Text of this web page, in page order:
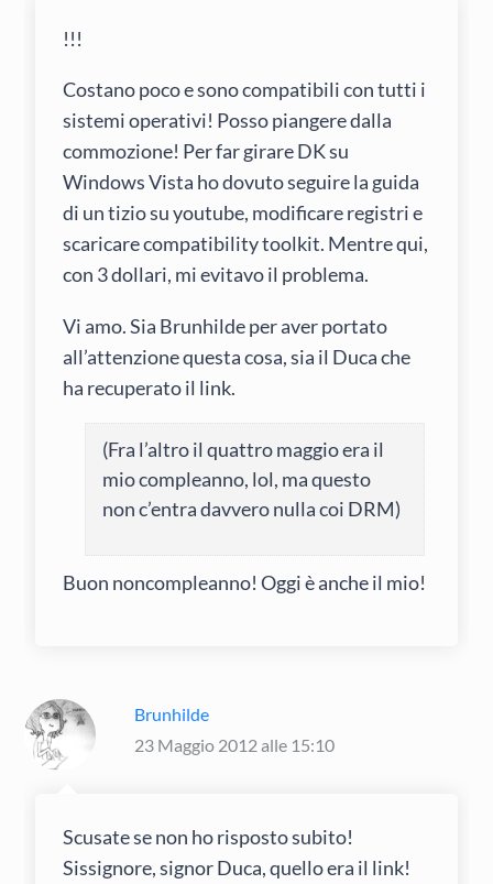
!!!
Costano poco e sono compatibili con tutti i
sistemi operativi! Posso piangere dalla
commozione! Per far girare DK su
Windows Vista ho dovuto seguire la guida
di un tizio su youtube, modificare registri e
scaricare compatibility toolkit. Mentre qui,
con 3 dollari, mi evitavo il problema.
Vi amo. Sia Brunhilde per aver portato
all’attenzione questa cosa, sia il Duca che
ha recuperato il link.
(Fra l’altro il quattro maggio era il
mio compleanno, lol, ma questo
non c’entra davvero nulla coi DRM)
Buon noncompleanno! Oggi è anche il mio!
Brunhilde
23 Maggio 2012 alle 15:10
Scusate se non ho risposto subito!
Sissignore, signor Duca, quello era il link!